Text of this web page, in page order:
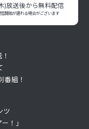
)放送後から無料配信
開始が遅れる場合がございます
番組！
ツ
！」